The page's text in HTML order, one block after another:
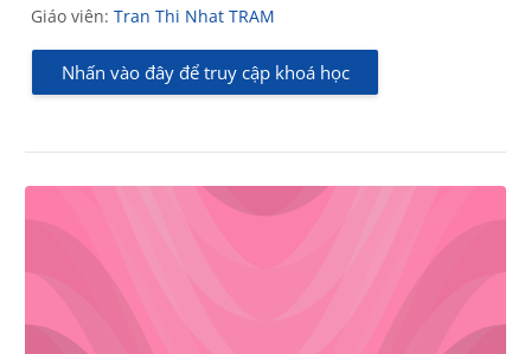
Giáo viên: Tran Thi Nhat TRAM
Nhấn vào đây để truy cập khoá học